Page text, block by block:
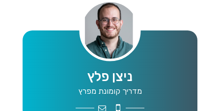
ניצן פלץ
מדריך קומונת מפרץ
052-3990341
nitzan1palez@gmail.com